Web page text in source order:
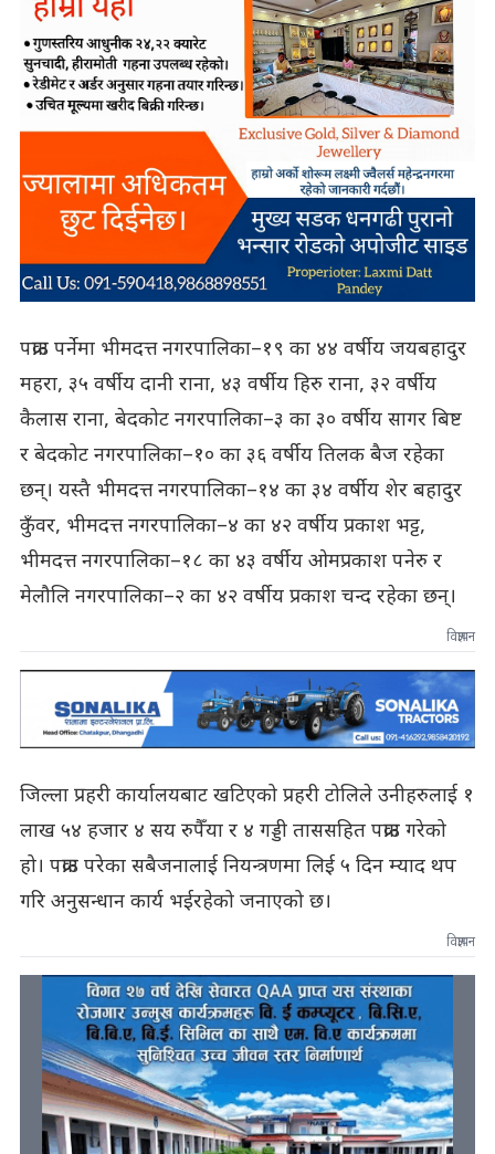
पक्राउ पर्नेमा भीमदत्त नगरपालिका–१९ का ४४ वर्षीय जयबहादुर
महरा, ३५ वर्षीय दानी राना, ४३ वर्षीय हिरु राना, ३२ वर्षीय
कैलास राना, बेदकोट नगरपालिका–३ का ३० वर्षीय सागर बिष्ट
र बेदकोट नगरपालिका–१० का ३६ वर्षीय तिलक बैज रहेका
छन्। यस्तै भीमदत्त नगरपालिका–१४ का ३४ वर्षीय शेर बहादुर
कुँवर, भीमदत्त नगरपालिका–४ का ४२ वर्षीय प्रकाश भट्ट,
भीमदत्त नगरपालिका–१८ का ४३ वर्षीय ओमप्रकाश पनेरु र
मेलौलि नगरपालिका–२ का ४२ वर्षीय प्रकाश चन्द रहेका छन्।
विज्ञापन
जिल्ला प्रहरी कार्यालयबाट खटिएको प्रहरी टोलिले उनीहरुलाई १
लाख ५४ हजार ४ सय रुपैँया र ४ गड्डी ताससहित पक्राउ गरेको
हो। पक्राउ परेका सबैजनालाई नियन्त्रणमा लिई ५ दिन म्याद थप
गरि अनुसन्धान कार्य भईरहेको जनाएको छ।
विज्ञापन